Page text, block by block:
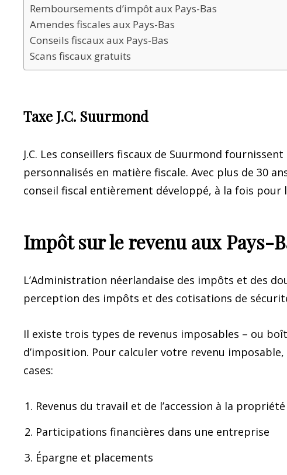
Remboursements d’impôt aux Pays-Bas
Amendes fiscales aux Pays-Bas
Conseils fiscaux aux Pays-Bas
Scans fiscaux gratuits
Taxe J.C. Suurmond
J.C. Les conseillers fiscaux de Suurmond
personnalisés en matière fiscale. Avec plus de 30
conseil fiscal entièrement développé, à la fois
Impôt sur le revenu aux Pays-
L’Administration néerlandaise des impôts et des
perception des impôts et des cotisations de
Il existe trois types de revenus imposables – ou
d’imposition. Pour calculer votre revenu
cases:
Revenus du travail et de l’accession à la propriété
Participations financières dans une entreprise
Épargne et placements